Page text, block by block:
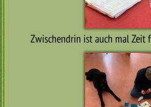
Zwischendrin ist auch mal Zeit